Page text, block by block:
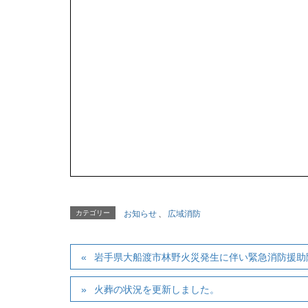
カテゴリー お知らせ 、 広域消防
岩手県大船渡市林野火災発生に伴い緊急消防援
火葬の状況を更新しました。